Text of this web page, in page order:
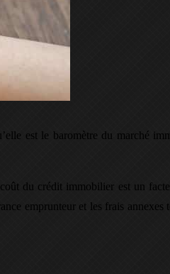
est le baromètre du marché
du crédit immobilier est un
emprunteur et les frais